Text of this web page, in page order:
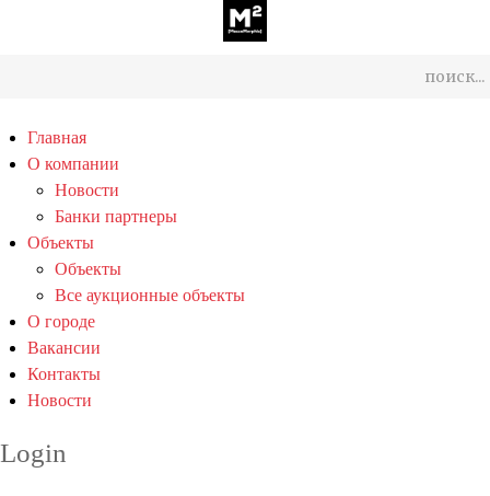
Главная
О компании
Новости
Банки партнеры
Объекты
Объекты
Все аукционные объекты
О городе
Вакансии
Контакты
Новости
Login